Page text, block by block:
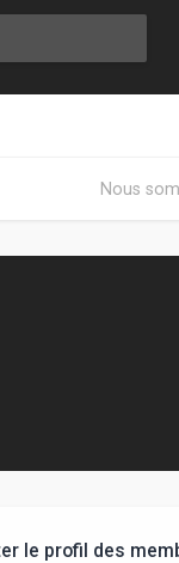
Nous
le profil des